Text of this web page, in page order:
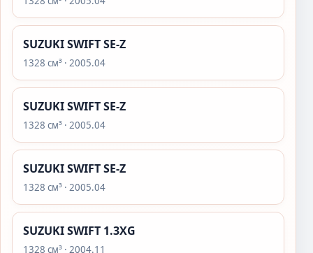
SUZUKI SWIFT SE-Z
1328 см³ · 2005.04
SUZUKI SWIFT SE-Z
1328 см³ · 2005.04
SUZUKI SWIFT SE-Z
1328 см³ · 2005.04
SUZUKI SWIFT 1.3XG
1328 см³ · 2004.11